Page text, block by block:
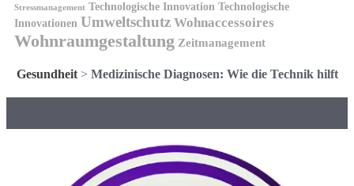
Stressmanagement Technologische Innovation Technologische
Innovationen Umweltschutz Wohnaccessoires
Wohnraumgestaltung Zeitmanagement
Gesundheit> Medizinische Diagnosen: Wie die Technik hilft